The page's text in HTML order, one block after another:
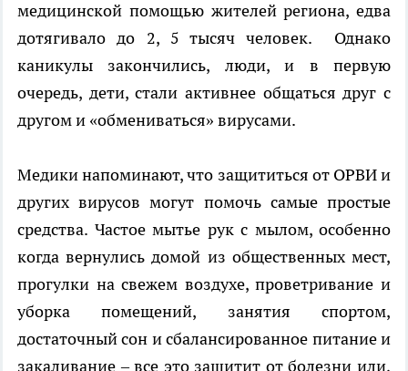
медицинской помощью жителей региона, едва
дотягивало до 2, 5 тысяч человек. Однако
каникулы закончились, люди, и в первую
очередь, дети, стали активнее общаться друг с
другом и «обмениваться» вирусами.
Медики напоминают, что защититься от ОРВИ и
других вирусов могут помочь самые простые
средства. Частое мытье рук с мылом, особенно
когда вернулись домой из общественных мест,
прогулки на свежем воздухе, проветривание и
уборка помещений, занятия спортом,
достаточный сон и сбалансированное питание и
закаливание – все это защитит от болезни или,